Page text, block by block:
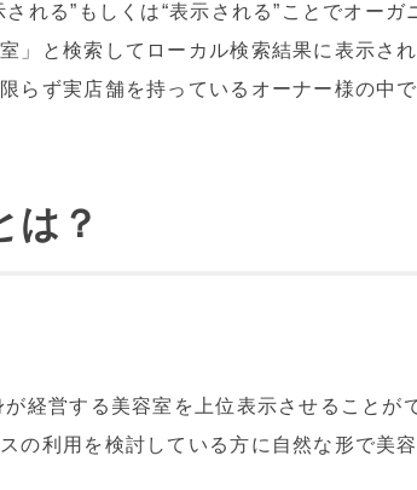
れる”もしくは“表示される”ことでオー
と検索してローカル検索結果に表示さ
らず実店舗を持っているオーナー様の中
は？
経営する美容室を上位表示させることが
の利用を検討している方に自然な形で美